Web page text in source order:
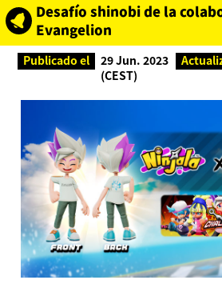
Desafío shinobi de la
Evangelion
Publicado el
29 Jun. 2023
(CEST)